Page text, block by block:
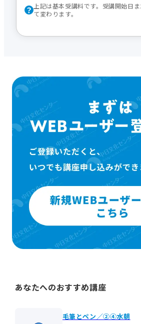
上記は基本受講料です。受講開始日
て変わります。
あなたへのおすすめ講座
毛筆とペン／②④水朝